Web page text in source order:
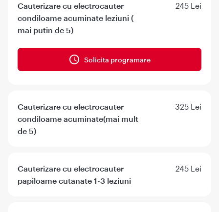
Cauterizare cu electrocauter
condiloame acuminate leziuni (
mai putin de 5)
245 Lei
Solicita programare
Cauterizare cu electrocauter
condiloame acuminate(mai mult
de 5)
325 Lei
Cauterizare cu electrocauter
papiloame cutanate 1-3 leziuni
245 Lei